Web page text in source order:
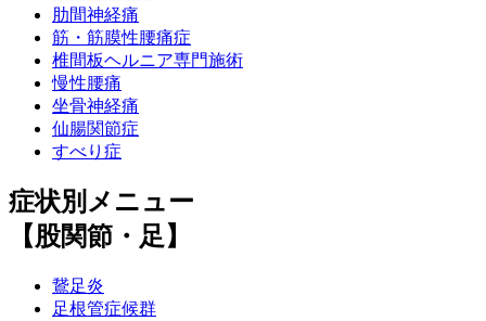
肋間神経痛
筋・筋膜性腰痛症
椎間板ヘルニア専門施術
慢性腰痛
坐骨神経痛
仙腸関節症
すべり症
症状別メニュー
【股関節・足】
鵞足炎
足根管症候群